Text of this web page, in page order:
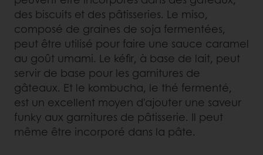
des biscuits et des pâtisseries. Le miso,
composé de graines de soja fermentées,
peut être utilisé pour faire une sauce caramel
au goût umami. Le kéfir, à base de lait, peut
servir de base pour les garnitures de
gâteaux. Et le kombucha, le thé fermenté,
est un excellent moyen d'ajouter une saveur
funky aux garnitures de pâtisserie. Il peut
même être incorporé dans la pâte.